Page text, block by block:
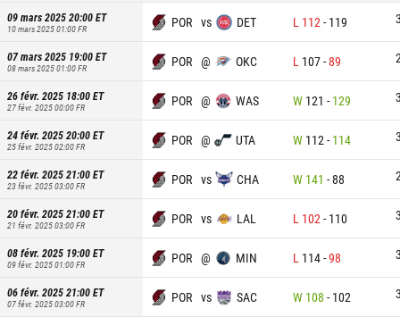
09 mars 2025 20:00ET
10 mars 2025 01:00FR POR vs DET L 112 - 119
07 mars 2025 19:00ET
08 mars 2025 01:00FR POR @ OKC L 107-89
26 févr. 2025 18:00ET
27 févr. 2025 00:00FR POR @ WAS W 121 - 129
24 févr. 2025 20:00ET
25 févr. 2025 02:00FR POR @ UTA W 112 - 114
22 févr. 2025 21:00ET
23 févr. 2025 03:00FR POR vs CHA W 141 -88
20 févr. 2025 21:00ET
21 févr. 2025 03:00FR POR vs LAL L 102 - 110
08 févr. 2025 19:00ET
09 févr. 2025 01:00FR POR @ MIN L 114-98
06 févr. 2025 21:00ET
07 févr. 2025 03:00FR POR vs SAC W 108 - 102